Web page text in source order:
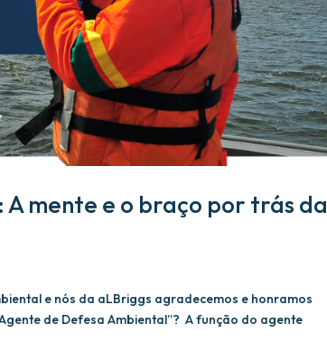
mente e o braço por trás da
e nós da aLBriggs agradecemos e honramos
de Defesa Ambiental”? A função do agente